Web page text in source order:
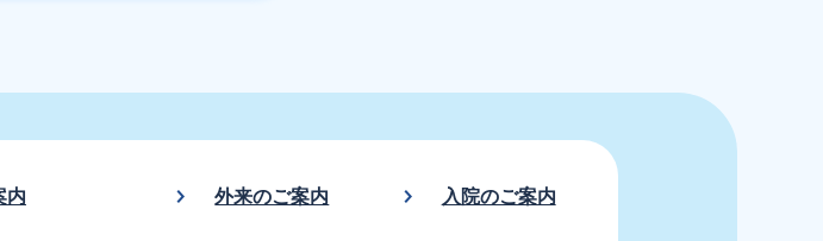
内 外来のご案内 入院のご案内